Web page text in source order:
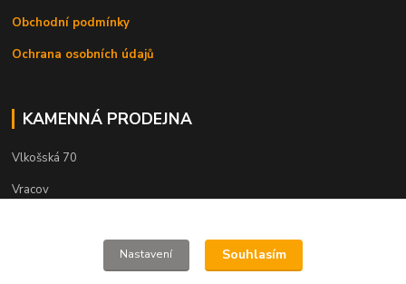
Obchodní podmínky
Ochrana osobních údajů
KAMENNÁ PRODEJNA
Vlkošská 70
Vracov
Nastavení Souhlasím